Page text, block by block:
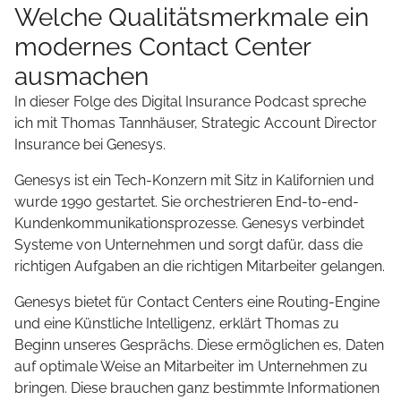
Welche Qualitätsmerkmale ein
modernes Contact Center
ausmachen
In dieser Folge des Digital Insurance Podcast spreche
ich mit Thomas Tannhäuser, Strategic Account Director
Insurance bei Genesys.
Genesys ist ein Tech-Konzern mit Sitz in Kalifornien und
wurde 1990 gestartet. Sie orchestrieren End-to-end-
Kundenkommunikationsprozesse. Genesys verbindet
Systeme von Unternehmen und sorgt dafür, dass die
richtigen Aufgaben an die richtigen Mitarbeiter gelangen.
Genesys bietet für Contact Centers eine Routing-Engine
und eine Künstliche Intelligenz, erklärt Thomas zu
Beginn unseres Gesprächs. Diese ermöglichen es, Daten
auf optimale Weise an Mitarbeiter im Unternehmen zu
bringen. Diese brauchen ganz bestimmte Informationen